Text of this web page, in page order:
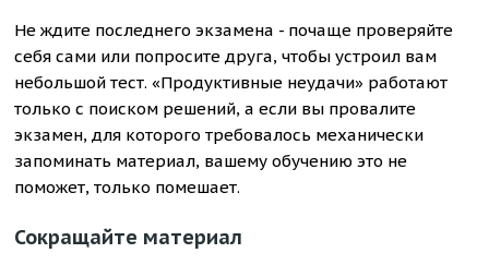
Не ждите последнего экзамена - почаще проверяйте
себя сами или попросите друга, чтобы устроил вам
небольшой тест. «Продуктивные неудачи» работают
только с поиском решений, а если вы провалите
экзамен, для которого требовалось механически
запоминать материал, вашему обучению это не
поможет, только помешает.
Сокращайте материал